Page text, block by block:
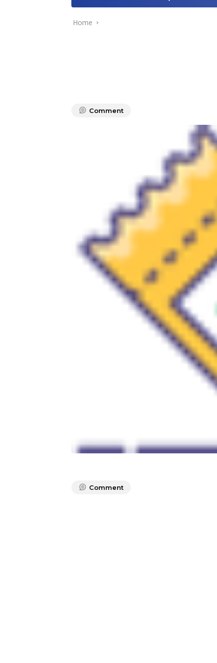
Home
Comment
Comment